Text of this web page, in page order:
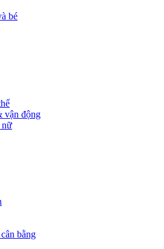
bé
vận động
nữ
bằng